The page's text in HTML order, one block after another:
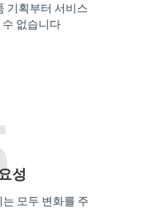
기획부터 서비스
없습니다
성
모두 변화를 주